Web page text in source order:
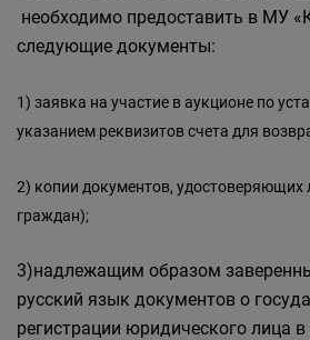
необходимо предоставить в МУ
следующие документы:
1) заявка на участие в аукционе по
указанием реквизитов счета для
2) копии документов, удостоверяющих
граждан);
3)надлежащим образом
русский язык документов о
регистрации юридического лица в